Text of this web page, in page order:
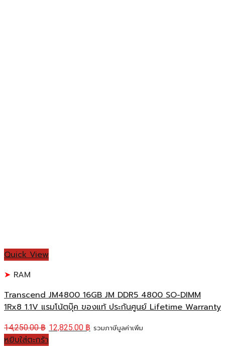
Quick View
RAM
Transcend JM4800 16GB JM DDR5 4800 SO-DIMM
1Rx8 1.1V แรมโน้ตบุ๊ค ของแท้ ประกันศูนย์ Lifetime Warranty
14,250.00฿ 12,825.00 ฿ รวมภาษีมูลค่าเพิ่ม
หยิบใส่ตะกร้า